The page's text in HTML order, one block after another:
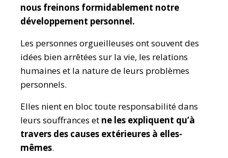
nous freinons formidablement notre
développement personnel.
Les personnes orgueilleuses ont souvent des
idées bien arrêtées sur la vie, les relations
humaines et la nature de leurs problèmes
personnels.
Elles nient en bloc toute responsabilité dans
leurs souffrances et ne les expliquent qu’à
travers des causes extérieures à elles-
mêmes.